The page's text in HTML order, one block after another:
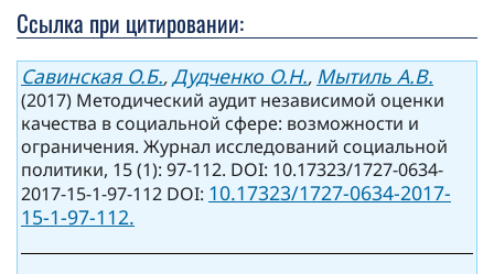
Ссылка при цитировании:
Савинская О.Б.,Дудченко О.Н., Мытиль А.В.
(2017) Методический аудит независимой оценки
качества в социальной сфере: возможности и
ограничения. Журнал исследований социальной
политики, 15 (1): 97-112. DOI: 10.17323/1727-0634-
2017-15-1-97-112 DOI: 10.17323/1727-0634-2017-
15-1-97-112.